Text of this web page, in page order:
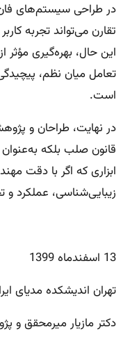
در طراحی سیستم‌های فان
تقارن می‌تواند تجربه
این حال، بهره‌گیری
تعامل میان نظم،
است.
در نهایت، طراحان و
قانون صلب بلکه به‌عنوان
ابزاری که اگر با دقت
زیبایی‌شناسی، عملکرد و
13 اسفندماه 1399
تهران اندیشکده مدیای
دکتر مازیار میرمحقق و